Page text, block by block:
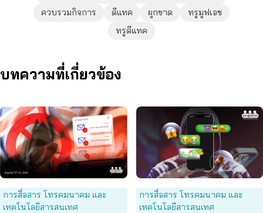
ควบรวมกิจการ
ดีแทค ผูกขาด
ทรูมูฟเอช
ทรูดีแทค
บทความที่เกี่ยวข้อง
การสื่อสาร โทรคมนาคม และ
เทคโนโลยีสารสนเทศ
การสื่อสาร โทรคมนาคม และ
เทคโนโลยีสารสนเทศ